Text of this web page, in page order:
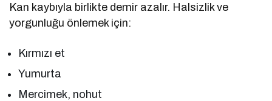
Kan kaybıyla birlikte demir azalır. Halsizlik ve
yorgunluğu önlemek için:
Kırmızı et
Yumurta
Mercimek, nohut